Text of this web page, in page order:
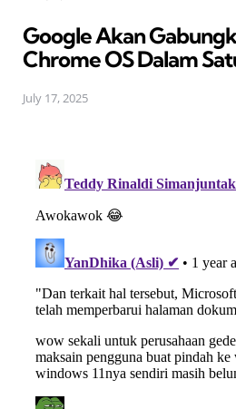
Google Akan
Chrome OS Dalam
July 17, 2025